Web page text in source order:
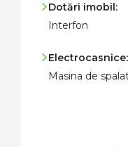
Dotări imobil:
Interfon
Electrocasnice:
Masina de